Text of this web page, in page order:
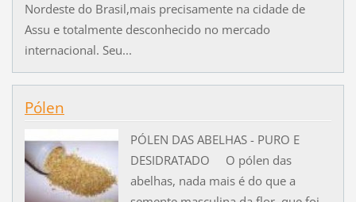
Nordeste do Brasil,mais precisamente na cidade de
Assu e totalmente desconhecido no mercado
internacional. Seu...
Pólen
PÓLEN DAS ABELHAS - PURO E
DESIDRATADO O pólen das
abelhas, nada mais é do que a